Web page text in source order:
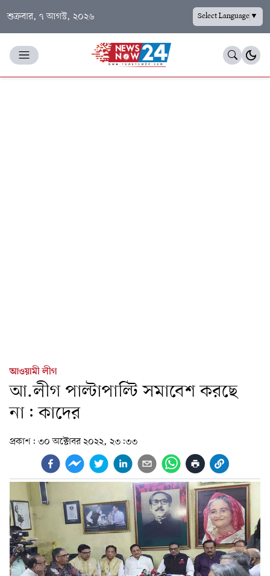
শুক্রবার, ৭ আগস্ট, ২০২৬ Select Language▼
আওয়ামী লীগ
আ.লীগ পাল্টাপাল্টি সমাবেশ করছে
না: কাদের
প্রকাশ: ৩০ অক্টোবর ২০২২, ২৩:৩৩